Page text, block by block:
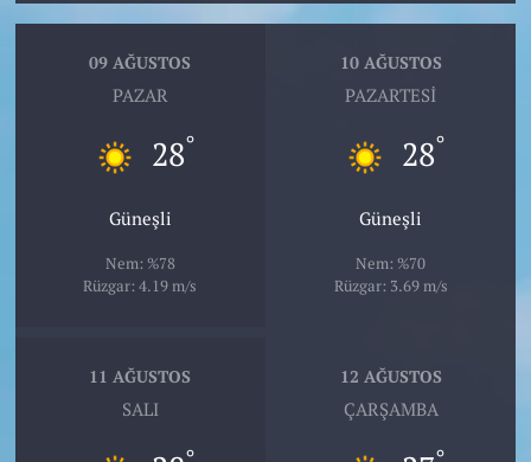
09 AĞUSTOS
PAZAR
28°
Güneşli
Nem: %78
Rüzgar: 4.19 m/s
10 AĞUSTOS
PAZARTESI
28°
Güneşli
Nem: %70
Rüzgar: 3.69 m/s
11 AĞUSTOS
SALI
12 AĞUSTOS
ÇARŞAMBA